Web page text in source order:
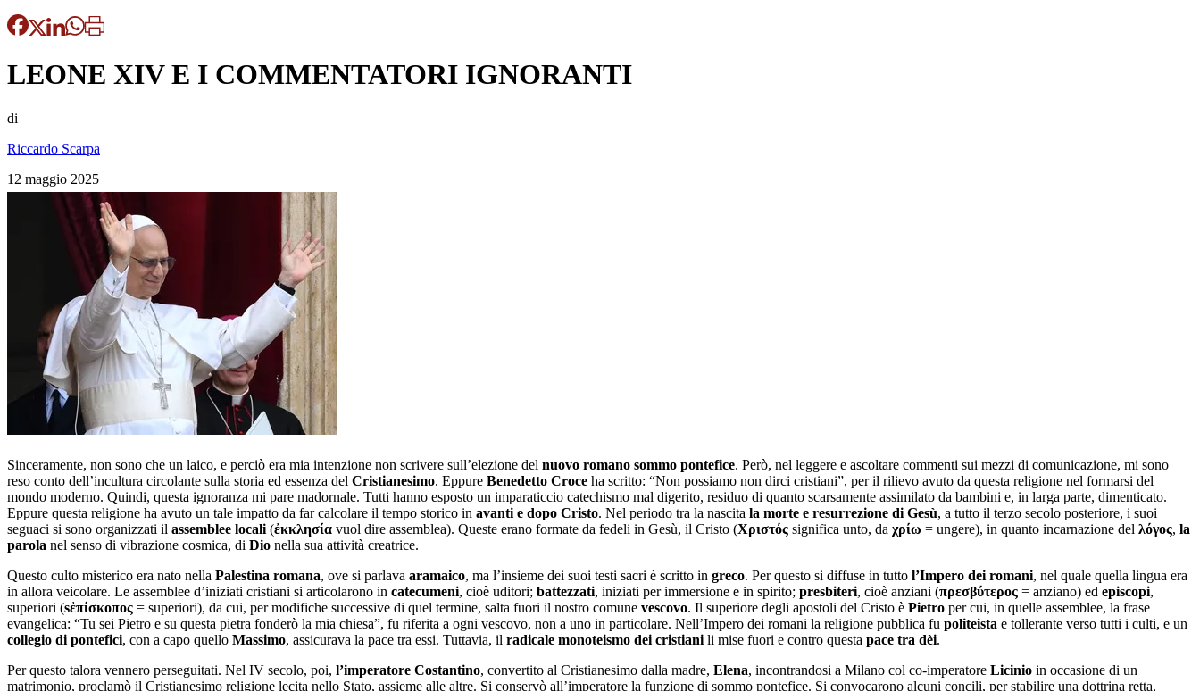
LEONE XIV E I COMMENTATORI IGNORANTI
di
Riccardo Scarpa
12 maggio 2025
Sinceramente, non sono che un laico, e perciò era mia intenzione non scrivere sull’elezione del nuovo romano sommo pontefice. Però, nel leggere e ascoltare commenti sui mezzi di comunicazione, mi sono
reso conto dell’incultura circolante sulla storia ed essenza del Cristianesimo. Eppure Benedetto Croce ha scritto: “Non possiamo non dirci cristiani”, per il rilievo avuto da questa religione nel formarsi del
mondo moderno. Quindi, questa ignoranza mi pare madornale. Tutti hanno esposto un imparaticcio catechismo mal digerito, residuo di quanto scarsamente assimilato da bambini e, in larga parte, dimenticato.
Eppure questa religione ha avuto un tale impatto da far calcolare il tempo storico in avanti e dopo Cristo. Nel periodo tra la nascita la morte e resurrezione di Gesù, a tutto il terzo secolo posteriore, i suoi
seguaci si sono organizzati il assemblee locali (ἐκκλησία vuol dire assemblea). Queste erano formate da fedeli in Gesù, il Cristo (Χριστός significa unto, da χρίω = ungere), in quanto incarnazione del λόγος, la
parola nel senso di vibrazione cosmica, di Dio nella sua attività creatrice.
Questo culto misterico era nato nella Palestina romana, ove si parlava aramaico, ma l’insieme dei suoi testi sacri è scritto in greco. Per questo si diffuse in tutto l’Impero dei romani, nel quale quella lingua era
in allora veicolare. Le assemblee d’iniziati cristiani si articolarono in catecumeni, cioè uditori; battezzati, iniziati per immersione e in spirito; presbiteri, cioè anziani (πρεσβύτερoς = anziano) ed episcopi,
superiori (sἐπίσκοπος = superiori), da cui, per modifiche successive di quel termine, salta fuori il nostro comune vescovo. Il superiore degli apostoli del Cristo è Pietro per cui, in quelle assemblee, la frase
evangelica: “Tu sei Pietro e su questa pietra fonderò la mia chiesa”, fu riferita a ogni vescovo, non a uno in particolare. Nell’Impero dei romani la religione pubblica fu politeista e tollerante verso tutti i culti, e un
collegio di pontefici, con a capo quello Massimo, assicurava la pace tra essi. Tuttavia, il radicale monoteismo dei cristiani li mise fuori e contro questa pace tra dèi.
Per questo talora vennero perseguitati. Nel IV secolo, poi, l’imperatore Costantino, convertito al Cristianesimo dalla madre, Elena, incontrandosi a Milano col co-imperatore Licinio in occasione di un
matrimonio, proclamò il Cristianesimo religione lecita nello Stato, assieme alle altre. Si conservò all’imperatore la funzione di sommo pontefice. Si convocarono alcuni concili, per stabilire una dottrina retta,